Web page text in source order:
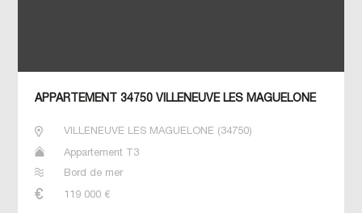
APPARTEMENT 34750 VILLENEUVE LES MAGUELONE
VILLENEUVE LES MAGUELONE (34750)
Appartement T3
Bord de mer
119 000€